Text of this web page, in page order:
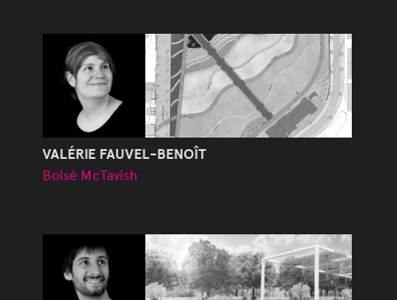
VALÉRIE FAUVEL-BENOÎT
Boisé McTavish